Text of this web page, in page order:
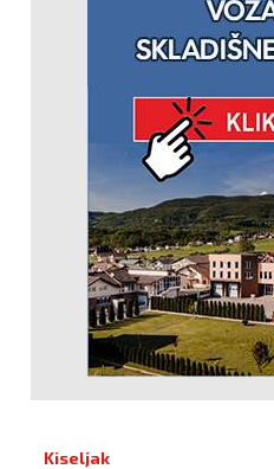
Kiseljak